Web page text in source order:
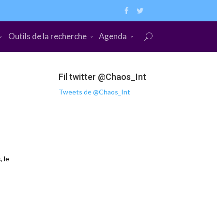
Outils de la recherche Agenda
le
Fil twitter @Chaos_Int
Tweets de @Chaos_Int